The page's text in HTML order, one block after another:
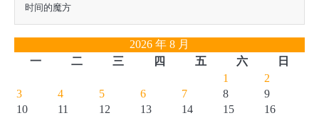
时间的魔方
2026 年 8 月
一
二 三 四 五 六
日
1
2
3
4 5 6 7 8
9
10
11 12 13 14 15
16